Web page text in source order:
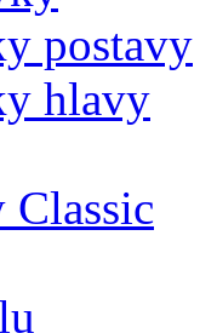
postavy
hlavy
Classic